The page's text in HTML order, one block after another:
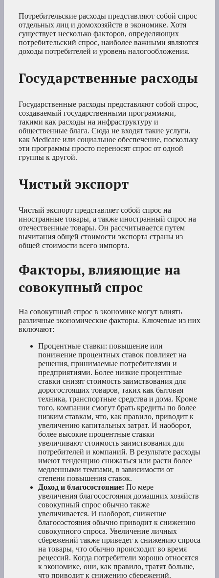
Потребительские расходы представляют собой спрос
отдельных лиц и домохозяйств в экономике. Хотя
существует несколько факторов, определяющих
потребительский спрос, наиболее важными являются
доходы потребителей и уровень налогообложения.
Государственные расходы
Государственные расходы представляют собой спрос,
создаваемый государственными программами,
такими как расходы на инфраструктуру и
общественные блага. Сюда не входят такие услуги,
как Medicare или социальное обеспечение, поскольку
эти программы просто переносят спрос от одной
группы к другой.
Чистый экспорт
Чистый экспорт представляет собой спрос на
иностранные товары, а также иностранный спрос на
отечественные товары. Он рассчитывается путем
вычитания общей стоимости экспорта страны из
общей стоимости всего импорта.
Факторы, влияющие на
совокупный спрос
На совокупный спрос в экономике могут влиять
различные экономические факторы. Ключевые из них
включают:
Процентные ставки: повышение или
понижение процентных ставок повлияет на
решения, принимаемые потребителями и
предприятиями. Более низкие процентные
ставки снизят стоимость заимствования для
дорогостоящих товаров, таких как бытовая
техника, транспортные средства и дома. Кроме
того, компании смогут брать кредиты по более
низким ставкам, что, как правило, приводит к
увеличению капитальных затрат. И наоборот,
более высокие процентные ставки
увеличивают стоимость заимствования для
потребителей и компаний. В результате расходы
имеют тенденцию снижаться или расти более
медленными темпами, в зависимости от
степени повышения ставок.
Доход и благосостояние: По мере
увеличения благосостояния домашних хозяйств
совокупный спрос обычно также
увеличивается. И наоборот, снижение
благосостояния обычно приводит к снижению
совокупного спроса. Увеличение личных
сбережений также приведет к снижению спроса
на товары, что обычно происходит во время
рецессий. Когда потребители хорошо относятся
к экономике, они, как правило, тратят больше,
что приводит к снижению сбережений.